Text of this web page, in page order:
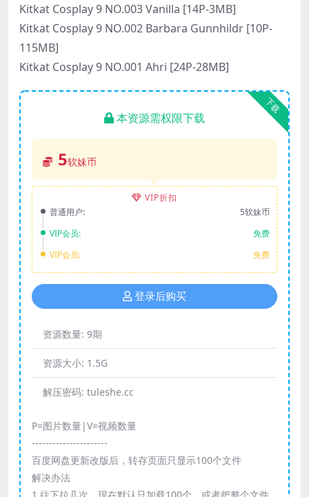
Kitkat Cosplay 9 NO.003 Vanilla [14P-3MB]
Kitkat Cosplay 9 NO.002 Barbara Gunnhildr [10P-
115MB]
Kitkat Cosplay 9 NO.001 Ahri [24P-28MB]
下载
本资源需权限下载
5软妹币
VIP折扣
普通用户:
5软妹币
VIP会员:
免费
VIP会员:
免费
登录后购买
资源数量: 9期
资源大小: 1.5G
解压密码: tuleshe.cc
P=图片数量|V=视频数量
----------------------
百度网盘更新改版后，转存页面只显示100个文件
解决办法
1.往下拉几次，现在默认只加载100个，或者把整个文件